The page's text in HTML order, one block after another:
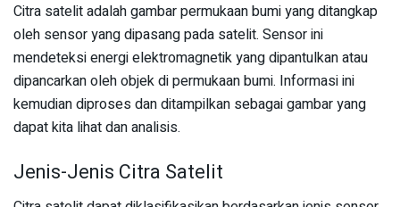
Citra satelit adalah gambar permukaan bumi yang ditangkap
oleh sensor yang dipasang pada satelit. Sensor ini
mendeteksi energi elektromagnetik yang dipantulkan atau
dipancarkan oleh objek di permukaan bumi. Informasi ini
kemudian diproses dan ditampilkan sebagai gambar yang
dapat kita lihat dan analisis.
Jenis-Jenis Citra Satelit